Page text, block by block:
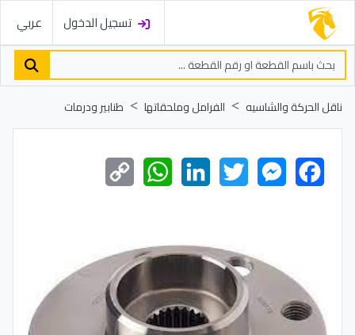
تسجيل الدخول عربي
ناقل الحركة والشاسيه الفرامل وملحقاتها طنابير ودرمات
Facebook
Messenger
Twitter
LinkedIn
WhatsApp
Copy
Link